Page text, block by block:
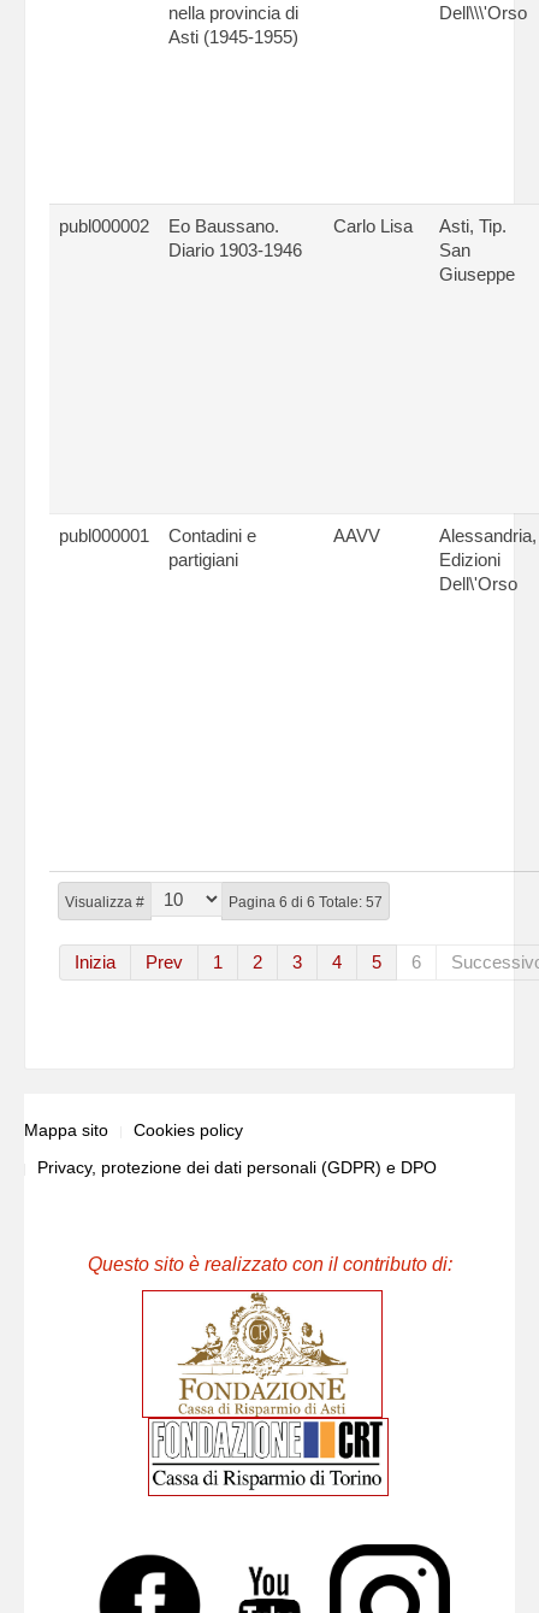
Visualizza # Pagina 6 di 6 Totale: 57
Inizia Prev 1 2 3 4 5 6
nella provincia di
Asti (1945-1955)
Dell\\\'Orso
publ000002
Eo Baussano.
Diario 1903-1946
Carlo Lisa
Asti, Tip.
San
Giuseppe
publ000001
Contadini e
partigiani
AAVV
Alessandria,
Edizioni
Dell\'Orso
Mappa sito
Cookies policy
Privacy, protezione dei dati personali (GDPR) e DPO
Questo sito è realizzato con il contributo di: